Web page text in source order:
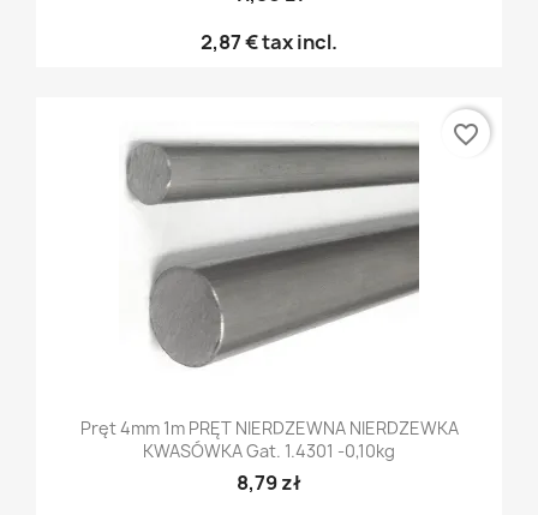
2,87 €tax incl.
Pręt 4mm 1m PRĘT NIERDZEWNA NIERDZEWKA
KWASÓWKA Gat. 1.4301 -0,10kg
8,79 zł
favorite_border